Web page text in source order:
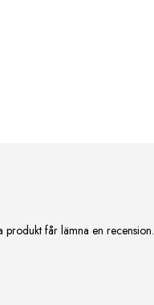
produkt får lämna en recension.